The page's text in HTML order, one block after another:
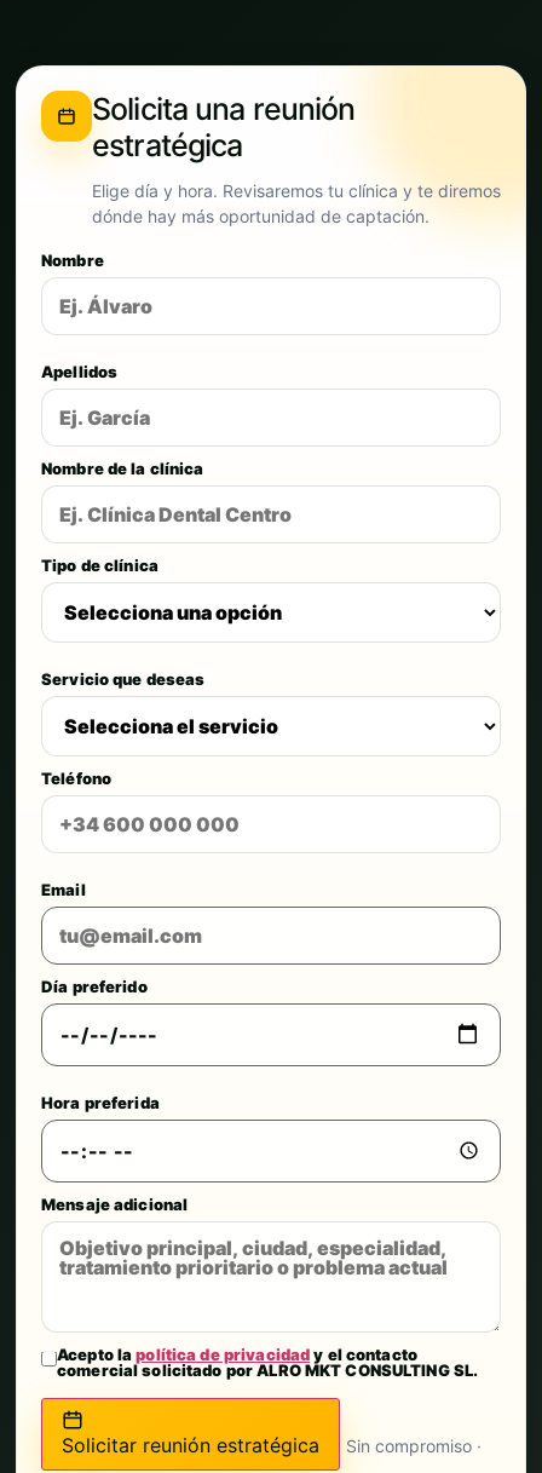
Solicita una reunión
estratégica
Elige día y hora. Revisaremos tu clínica y te diremos
dónde hay más oportunidad de captación.
Nombre
Apellidos
Nombre de la clínica
Tipo de clínica
Servicio que deseas
Teléfono
Email
Día preferido
Hora preferida
Mensaje adicional
Acepto lapolítica de privacidady el contacto
comercial solicitado por ALRO MKT CONSULTING SL.
Solicitar reunión estratégica
Sin compromiso ·